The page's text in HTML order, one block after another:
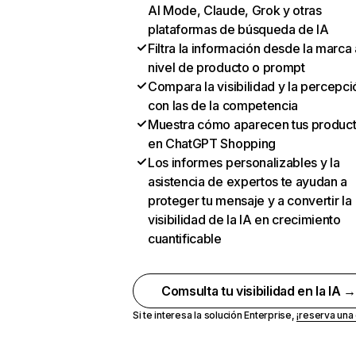
AI Mode, Claude, Grok y otras
plataformas de búsqueda de IA
Filtra la información desde la marca
nivel de producto o prompt
Compara la visibilidad y la
con las de la competencia
Muestra cómo aparecen tus
en ChatGPT Shopping
Los informes personalizables y la
asistencia de expertos te ayudan a
proteger tu mensaje y a convertir la
visibilidad de la IA en crecimiento
cuantificable
Comsulta tu visibilidad en la IA →
Si te interesa la solución Enterprise,¡reserva